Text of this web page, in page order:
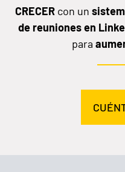
CRECERcon un
de reuniones en
para